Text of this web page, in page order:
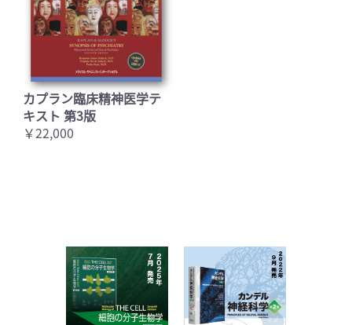
カプラン臨床精神医学テ
キスト 第3版
￥22,000